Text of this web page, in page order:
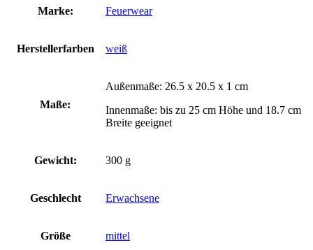
Marke: Feuerwear
Herstellerfarben weiß
Maße:
Außenmaße: 26.5 x 20.5 x 1 cm
Innenmaße: bis zu 25 cm Höhe und 18.7 cm
Breite geeignet
Gewicht: 300 g
Geschlecht Erwachsene
Größe mittel